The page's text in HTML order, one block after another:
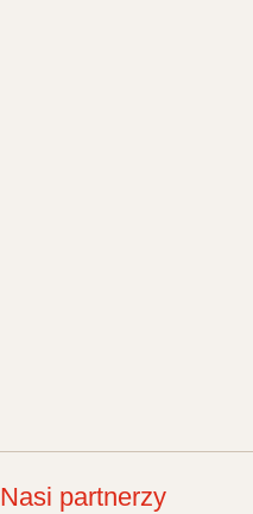
Nasi partnerzy